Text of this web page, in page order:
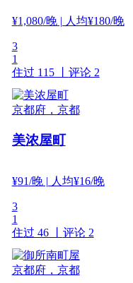
¥1,080/晚| 人均¥180/晚
3
1
住过 115 丨 评论 2
京都府，京都
美浓屋町
¥91/晚| 人均¥16/晚
3
1
住过 46 丨 评论 2
京都府，京都